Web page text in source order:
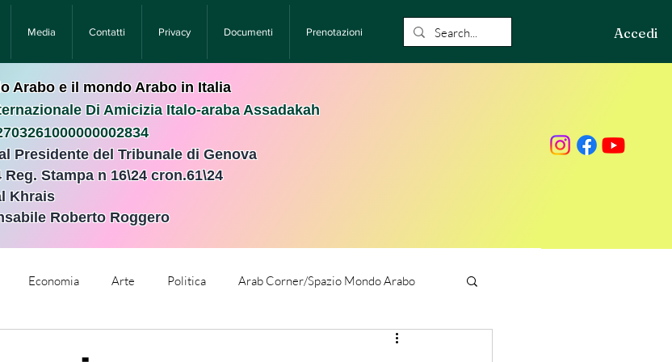
Media Contatti Privacy Documenti Prenotazioni Accedi
Arabo e il mondo Arabo in Italia
Di Amicizia Italo-araba Assadakah
Presidente del Tribunale di Genova
Reg. Stampa n 16\24 cron.61\24
Khrais
Roberto Roggero
Economia Arte Politica Arab Corner/Spazio Mondo Arabo
Stampa